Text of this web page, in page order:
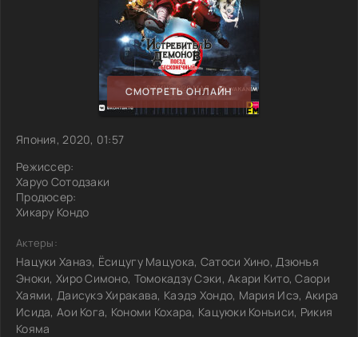
СМОТРЕТЬ ОНЛАЙН
Япония, 2020, 01:57
Режиссер:
Харуо Сотодзаки
Продюсер:
Хикару Кондо
Актеры:
Нацуки Ханаэ, Ёсицугу Мацуока, Сатоси Хино, Дзюнъя
Эноки, Хиро Симоно, Томокадзу Сэки, Акари Кито, Саори
Хаями, Даисукэ Хиракава, Каэдэ Хондо, Мария Исэ, Акира
Исида, Аои Кога, Кономи Кохара, Кацуюки Конъиси, Рикия
Кояма